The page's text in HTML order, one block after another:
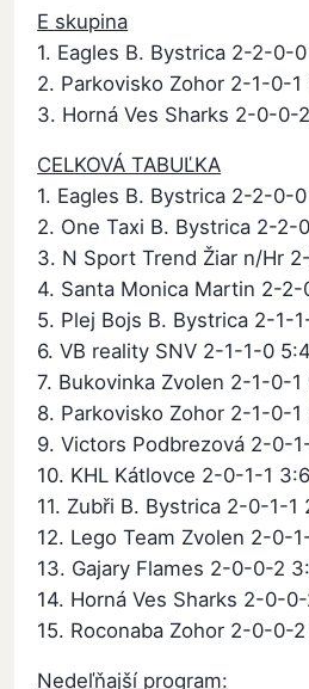
E skupina
1. Eagles B. Bystrica 2-2-0-
2. Parkovisko Zohor 2-1-0-1
3. Horná Ves Sharks 2-0-0-
CELKOVÁ TABUĽKA
1. Eagles B. Bystrica 2-2-0-
2. One Taxi B. Bystrica 2-2-
3. N Sport Trend Žiar n/Hr
4. Santa Monica Martin 2-2-
5. Plej Bojs B. Bystrica 2-1-
6. VB reality SNV 2-1-1-0
7. Bukovinka Zvolen 2-1-0-1
8. Parkovisko Zohor 2-1-0-1
9. Victors Podbrezová 2-0-
10. KHL Kátlovce 2-0-1-1
11. Zubři B. Bystrica 2-0-1-1
12. Lego Team Zvolen 2-0-
13. Gajary Flames 2-0-0-2
14. Horná Ves Sharks 2-0-
15. Roconaba Zohor 2-0-0-
Nedeľňajší program: